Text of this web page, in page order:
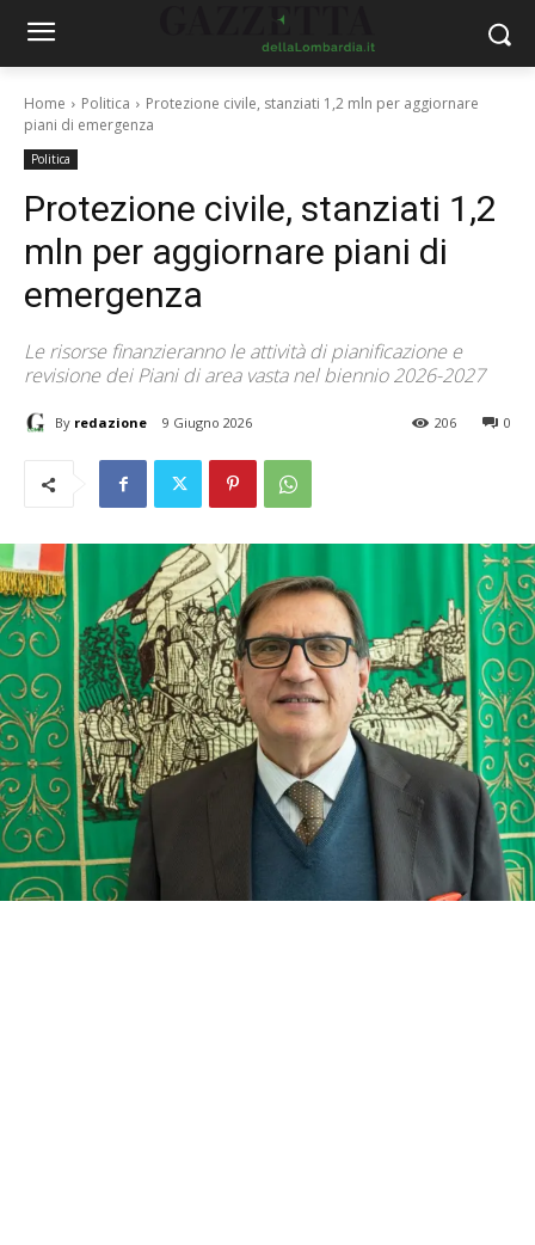
Home Politica
Protezione civile, stanziati 1,2 mln per aggiornare
piani di emergenza
Politica
Protezione civile, stanziati 1,2
mln per aggiornare piani di
emergenza
Le risorse finanzieranno le attività di pianificazione e
revisione dei Piani di area vasta nel biennio 2026-2027
By redazione 9 Giugno 2026 0
206